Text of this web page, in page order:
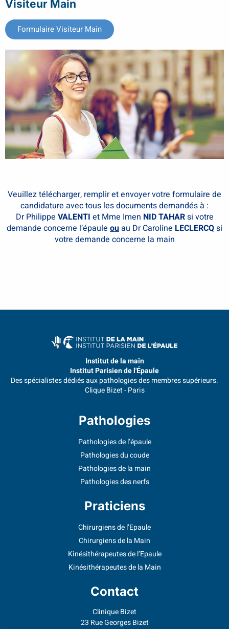
Visiteur Main
Formulaire Visiteur Main
Veuillez télécharger, remplir et envoyer votre formulaire de
candidature avec tous les documents demandés à :
Dr Philippe VALENTI et Mme Imen NID TAHARsi votre
demande concerne l’épaule ouau Dr Caroline LECLERCQsi
votre demande concerne la main
Institut de la main
Institut Parisien de l'Épaule
Des spécialistes dédiés aux pathologies des membres supérieurs.
Clique Bizet - Paris
Pathologies
Pathologies de l’épaule
Pathologies du coude
Pathologies de la main
Pathologies des nerfs
Praticiens
Chirurgiens de l’Epaule
Chirurgiens de la Main
Kinésithérapeutes de l’Epaule
Kinésithérapeutes de la Main
Contact
Clinique Bizet
23 Rue Georges Bizet